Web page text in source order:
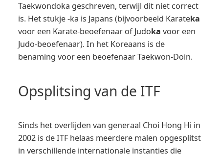
Taekwondoka geschreven, terwijl dit niet correct
is. Het stukje -ka is Japans (bijvoorbeeld Karateka
voor een Karate-beoefenaar of Judoka voor een
Judo-beoefenaar). In het Koreaans is de
benaming voor een beoefenaar Taekwon-Doin.
Opsplitsing van de ITF
Sinds het overlijden van generaal Choi Hong Hi in
2002 is de ITF helaas meerdere malen opgesplitst
in verschillende internationale instanties die